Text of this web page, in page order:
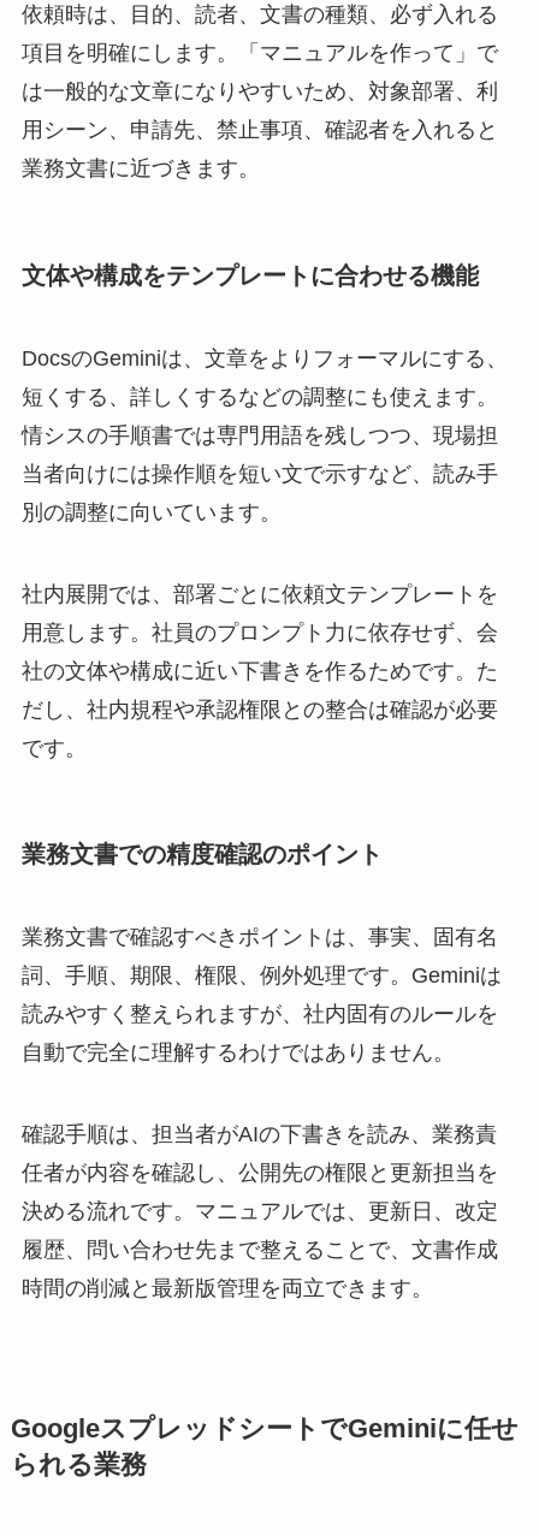
依頼時は、目的、読者、文書の種類、必ず入れる
項目を明確にします。「マニュアルを作って」で
は一般的な文章になりやすいため、対象部署、利
用シーン、申請先、禁止事項、確認者を入れると
業務文書に近づきます。
文体や構成をテンプレートに合わせる機能
DocsのGeminiは、文章をよりフォーマルにする、
短くする、詳しくするなどの調整にも使えます。
情シスの手順書では専門用語を残しつつ、現場担
当者向けには操作順を短い文で示すなど、読み手
別の調整に向いています。
社内展開では、部署ごとに依頼文テンプレートを
用意します。社員のプロンプト力に依存せず、会
社の文体や構成に近い下書きを作るためです。た
だし、社内規程や承認権限との整合は確認が必要
です。
業務文書での精度確認のポイント
業務文書で確認すべきポイントは、事実、固有名
詞、手順、期限、権限、例外処理です。Geminiは
読みやすく整えられますが、社内固有のルールを
自動で完全に理解するわけではありません。
確認手順は、担当者がAIの下書きを読み、業務責
任者が内容を確認し、公開先の権限と更新担当を
決める流れです。マニュアルでは、更新日、改定
履歴、問い合わせ先まで整えることで、文書作成
時間の削減と最新版管理を両立できます。
GoogleスプレッドシートでGeminiに任せ
られる業務